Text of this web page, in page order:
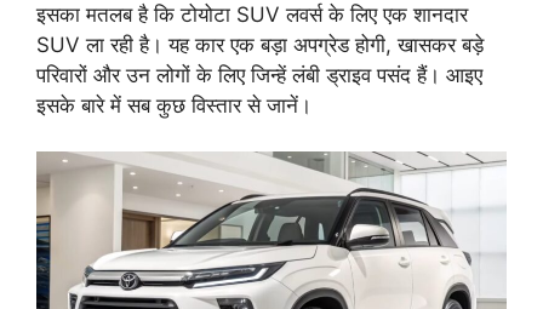
इसका मतलब है कि टोयोटा SUV लवर्स के लिए एक शानदार
SUV ला रही है। यह कार एक बड़ा अपग्रेड होगी, खासकर बड़े
परिवारों और उन लोगों के लिए जिन्हें लंबी ड्राइव पसंद हैं। आइए
इसके बारे में सब कुछ विस्तार से जानें।